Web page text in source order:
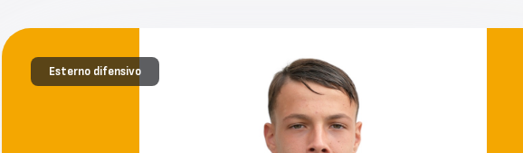
Esterno difensivo